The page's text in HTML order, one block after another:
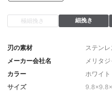
極細挽き 細挽き
刃の素材
ステンレ
メーカー会社名
メリタ
カラー
ホワイト
サイズ